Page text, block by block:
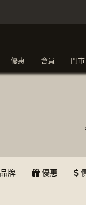
優惠 會員 門市
品牌 優惠